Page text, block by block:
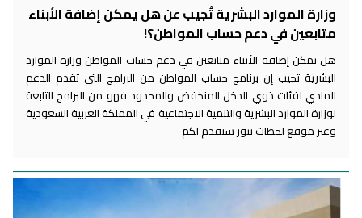
وزارة الموارد البشرية تُجيب عن هل يمكن إضافة الأبناء
متابعين في دعم حساب المواطن؟!
هل يمكن إضافة الأبناء متابعين في دعم حساب المواطن وزارة الموارد
البشرية تجيب إن برنامج حساب المواطن من البرامج التي تقدم الدعم
المادي لفئات ذوي الدخل المنخفض والمحدود فهو من البرامج التابعة
لوزارة الموارد البشرية والتنمية الاجتماعية في المملكة العربية السعودية
وعبر موقع لحظات نيوز سنقدم لكم